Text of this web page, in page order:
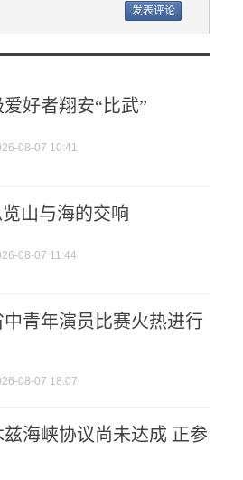
好者翔安“比武”
08-07 10:41
山与海的交响
08-07 11:44
青年演员比赛火热进行
08-07 18:07
海峡协议尚未达成 正参